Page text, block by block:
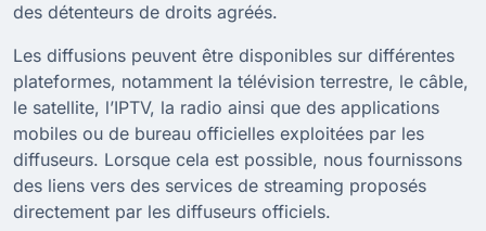
des détenteurs de droits agréés.
Les diffusions peuvent être disponibles sur différentes
plateformes, notamment la télévision terrestre, le câble,
le satellite, l’IPTV, la radio ainsi que des applications
mobiles ou de bureau officielles exploitées par les
diffuseurs. Lorsque cela est possible, nous fournissons
des liens vers des services de streaming proposés
directement par les diffuseurs officiels.